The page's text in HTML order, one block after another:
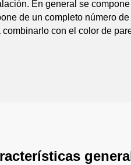
En general se
de un completo número
combinarlo con el color de